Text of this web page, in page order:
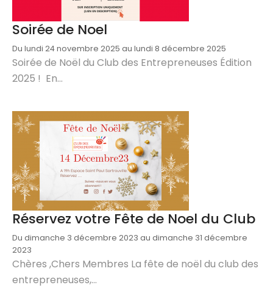
Soirée de Noel
Du lundi 24 novembre 2025 au lundi 8 décembre 2025
Soirée de Noël du Club des Entrepreneuses Édition
2025 ! En...
Réservez votre Fête de Noel du Club
Du dimanche 3 décembre 2023 au dimanche 31 décembre
2023
Chères ,Chers Membres La fête de noël du club des
entrepreneuses,...